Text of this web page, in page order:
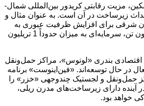
مزیت رقابتی کریدور بین‌المللی شمال-
زیرساخت در آن است. به عنوان مثال و
شرقی برای افزایش ظرفیت عبوری به
مقدار 50 الی 100 میلیون تن، سرمایه‌ای به میزان حدوداً 1 تریلیون
اقتصادی بندری «لوتوس»، مراکز حمل‌ونقل
در حال توسعه‌اند. «فین‌اینوست» برنامه
حمل‌ونقل و لجستیک چندوجهی «خزر» را
در آینده دارای زیرساخت‌های مدرن ریلی،
خواهد بود.